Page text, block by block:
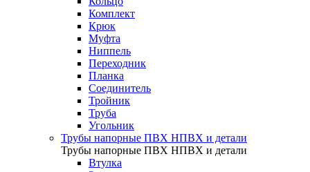
Комплект
Крюк
Муфта
Ниппель
Переходник
Планка
Соединитель
Тройник
Труба
Угольник
Трубы напорные ПВХ НПВХ и детали
Трубы напорные ПВХ НПВХ и детали
Втулка